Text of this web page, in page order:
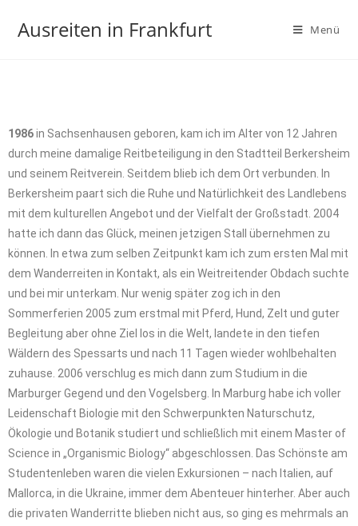
Ausreiten in Frankfurt Menü
1986in Sachsenhausen geboren, kam ich im Alter von 12 Jahren
durch meine damalige Reitbeteiligung in den Stadtteil Berkersheim
und seinem Reitverein. Seitdem blieb ich dem Ort verbunden. In
Berkersheim paart sich die Ruhe und Natürlichkeit des Landlebens
mit dem kulturellen Angebot und der Vielfalt der Großstadt. 2004
hatte ich dann das Glück, meinen jetzigen Stall übernehmen zu
können. In etwa zum selben Zeitpunkt kam ich zum ersten Mal mit
dem Wanderreiten in Kontakt, als ein Weitreitender Obdach suchte
und bei mir unterkam. Nur wenig später zog ich in den
Sommerferien 2005 zum erstmal mit Pferd, Hund, Zelt und guter
Begleitung aber ohne Ziel los in die Welt, landete in den tiefen
Wäldern des Spessarts und nach 11 Tagen wieder wohlbehalten
zuhause. 2006 verschlug es mich dann zum Studium in die
Marburger Gegend und den Vogelsberg. In Marburg habe ich voller
Leidenschaft Biologie mit den Schwerpunkten Naturschutz,
Ökologie und Botanik studiert und schließlich mit einem Master of
Science in „Organismic Biology“ abgeschlossen. Das Schönste am
Studentenleben waren die vielen Exkursionen – nach Italien, auf
Mallorca, in die Ukraine, immer dem Abenteuer hinterher. Aber auch
die privaten Wanderritte blieben nicht aus, so ging es mehrmals an